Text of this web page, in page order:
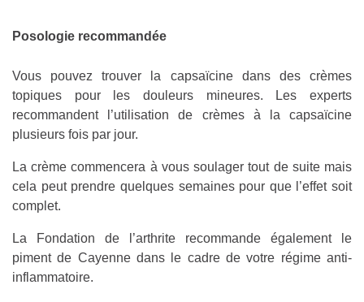
Posologie recommandée
Vous pouvez trouver la capsaïcine dans des crèmes
topiques pour les douleurs mineures. Les experts
recommandent l’utilisation de crèmes à la capsaïcine
plusieurs fois par jour.
La crème commencera à vous soulager tout de suite mais
cela peut prendre quelques semaines pour que l’effet soit
complet.
La Fondation de l’arthrite recommande également le
piment de Cayenne dans le cadre de votre régime anti-
inflammatoire.